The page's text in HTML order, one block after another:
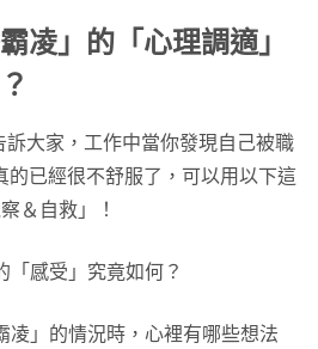
凌」的「心理調適」
訴大家，工作中當你發現自己被職
的已經很不舒服了，可以用以下這
＆自救」！
「感受」究竟如何？
凌」的情況時，心裡有哪些想法